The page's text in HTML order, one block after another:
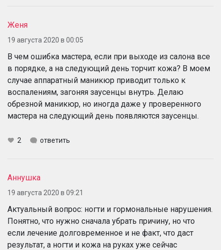
Женя
19 августа 2020 в 00:05
В чем ошибка мастера, если при выходе из салона все
в порядке, а на следующий день торчит кожа? В моем
случае аппаратный маникюр приводит только к
воспалениям, загоняя заусенцы внутрь. Делаю
обрезной маникюр, но иногда даже у проверенного
мастера на следующий день появляются заусенцы.
2 ответить
Аннушка
19 августа 2020 в 09:21
Актуальный вопрос: ногти и гормональные нарушения.
Понятно, что нужно сначала убрать причину, но что
если лечение долговременное и не факт, что даст
результат, а ногти и кожа на руках уже сейчас